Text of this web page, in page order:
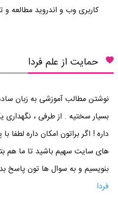
کاربری وب و اندروید مطالعه
حمایت از علم فردا
نوشتن مطالب آموزشی به زبان
بسیار سختیه . از طرفی ،
داره ! اگر براتون امکان داره لطفا
های سایت سهیم باشید تا ما هم
بنویسیم و به سوال ها تون پاسخ
فردا